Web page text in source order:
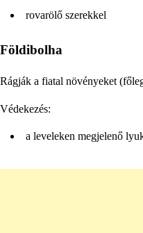
rovarölő szerekkel
Földibolha
Rágják a fiatal növényeket
Védekezés:
a leveleken megjelenő